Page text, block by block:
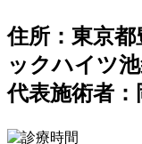
住所：東京
ックハイツ
代表施術者：